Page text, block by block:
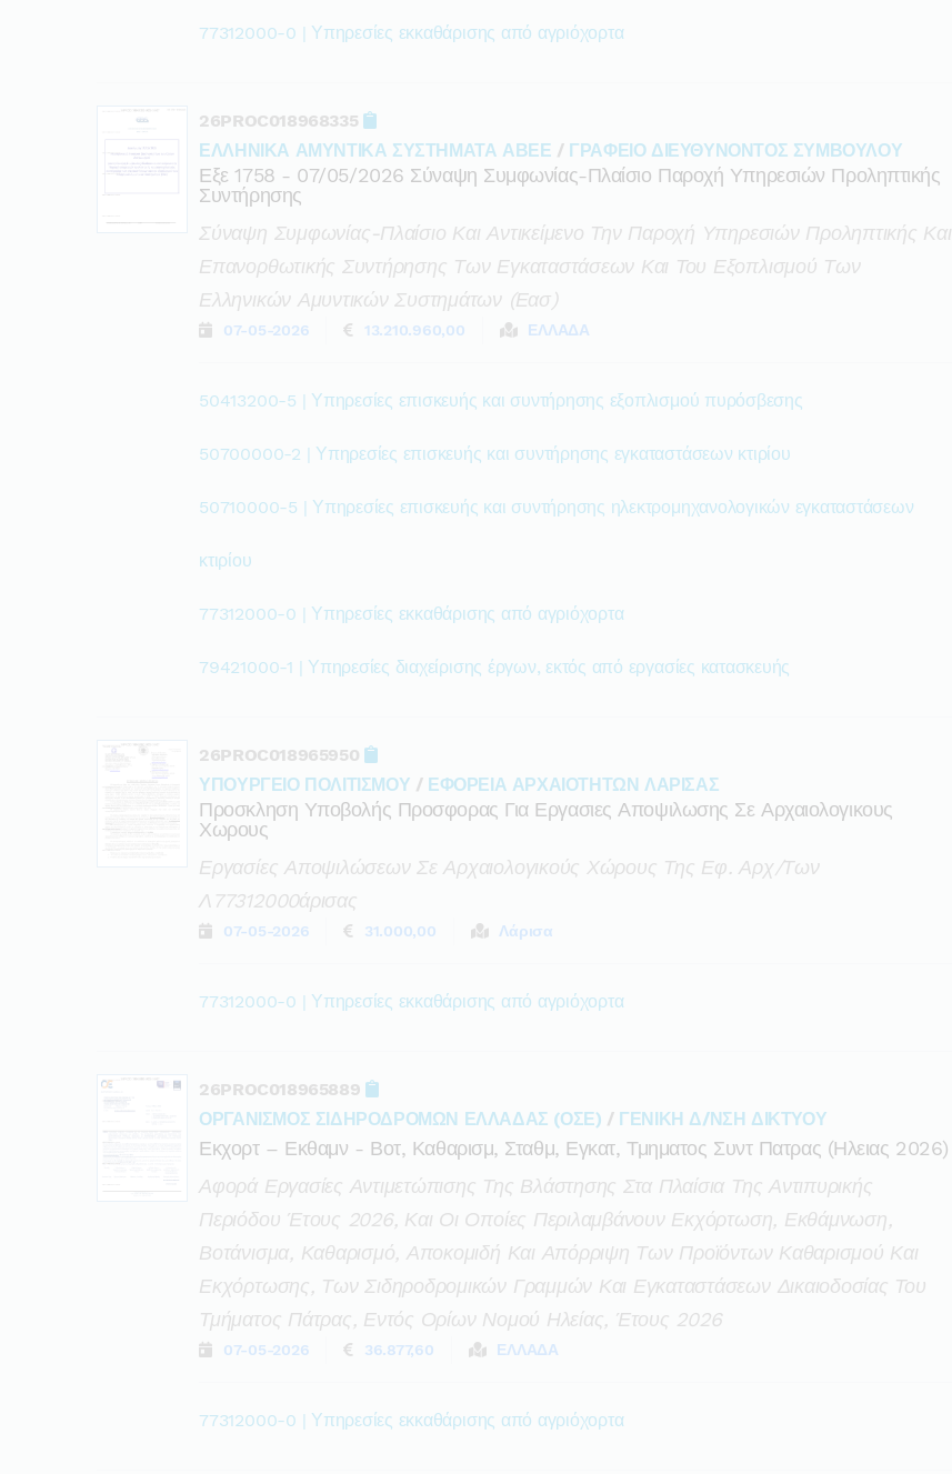
77312000-0 | Υπηρεσίες εκκαθάρισης από αγριόχορτα
26PROC018968335
ΕΛΛΗΝΙΚΑ ΑΜΥΝΤΙΚΑ ΣΥΣΤΗΜΑΤΑ ΑΒΕΕ / ΓΡΑΦΕΙΟ ΔΙΕΥΘΥΝΟΝΤΟΣ ΣΥΜΒΟΥΛΟΥ
Εξε 1758 - 07/05/2026 Σύναψη Συμφωνίας-Πλαίσιο Παροχή Υπηρεσιών Προληπτικής
Συντήρησης
Σύναψη Συμφωνίας-Πλαίσιο Και Αντικείμενο Την Παροχή Υπηρεσιών Προληπτικής Και
Επανορθωτικής Συντήρησης Των Εγκαταστάσεων Και Του Εξοπλισμού Των
Ελληνικών Αμυντικών Συστημάτων (εασ)
07-05-2026 13.210.960,00 ΕΛΛΑΔΑ
50413200-5 | Υπηρεσίες επισκευής και συντήρησης εξοπλισμού πυρόσβεσης
50700000-2 | Υπηρεσίες επισκευής και συντήρησης εγκαταστάσεων κτιρίου
50710000-5 | Υπηρεσίες επισκευής και συντήρησης ηλεκτρομηχανολογικών εγκαταστάσεων
κτιρίου
77312000-0 | Υπηρεσίες εκκαθάρισης από αγριόχορτα
79421000-1 | Υπηρεσίες διαχείρισης έργων, εκτός από εργασίες κατασκευής
26PROC018965950
ΥΠΟΥΡΓΕΙΟ ΠΟΛΙΤΙΣΜΟΥ / ΕΦΟΡΕΙΑ ΑΡΧΑΙΟΤΗΤΩΝ ΛΑΡΙΣΑΣ
Προσκληση Υποβολής Προσφορας Για Εργασιες Αποψιλωσης Σε Αρχαιολογικους
Χωρους
Εργασίες Αποψιλώσεων Σε Αρχαιολογικούς Χώρους Της Εφ. Αρχ/των
Λ77312000άρισας
07-05-2026 31.000,00 Λάρισα
77312000-0 | Υπηρεσίες εκκαθάρισης από αγριόχορτα
26PROC018965889
ΟΡΓΑΝΙΣΜΟΣ ΣΙΔΗΡΟΔΡΟΜΩΝ ΕΛΛΑΔΑΣ (ΟΣΕ) / ΓΕΝΙΚΗ Δ/ΝΣΗ ΔΙΚΤΥΟΥ
Εκχορτ – Εκθαμν - Βοτ, Καθαρισμ, Σταθμ, Εγκατ, Τμηματος Συντ Πατρας (ηλειας 2026)
Αφορά Εργασίες Αντιμετώπισης Της Βλάστησης Στα Πλαίσια Της Αντιπυρικής
Περιόδου Έτους 2026, Και Οι Οποίες Περιλαμβάνουν Εκχόρτωση, Εκθάμνωση,
Βοτάνισμα, Καθαρισμό, Αποκομιδή Και Απόρριψη Των Προϊόντων Καθαρισμού Και
Εκχόρτωσης, Των Σιδηροδρομικών Γραμμών Και Εγκαταστάσεων Δικαιοδοσίας Του
Τμήματος Πάτρας, Εντός Ορίων Νομού Ηλείας, Έτους 2026
07-05-2026 36.877,60 ΕΛΛΑΔΑ
77312000-0 | Υπηρεσίες εκκαθάρισης από αγριόχορτα